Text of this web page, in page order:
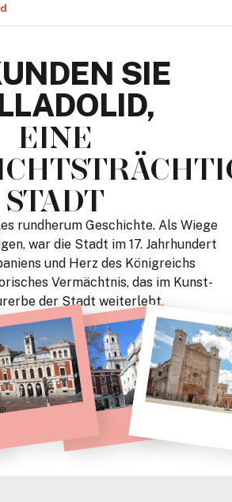
SIE
EINE
STADT
rundherum Geschichte. Als Wiege
war die Stadt im 17. Jahrhundert
und Herz des Königreichs
Vermächtnis, das im Kunst-
der Stadt weiterlebt.